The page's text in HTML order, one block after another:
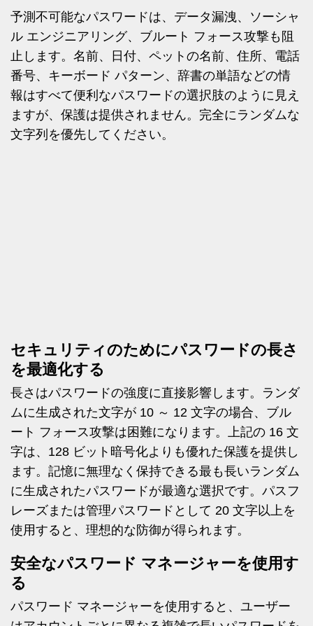
予測不可能なパスワードは、データ漏洩、ソーシャ
ル エンジニアリング、ブルート フォース攻撃も阻
止します。名前、日付、ペットの名前、住所、電話
番号、キーボード パターン、辞書の単語などの情
報はすべて便利なパスワードの選択肢のように見え
ますが、保護は提供されません。完全にランダムな
文字列を優先してください。
セキュリティのためにパスワードの長さ
を最適化する
長さはパスワードの強度に直接影響します。ランダ
ムに生成された文字が 10 ～ 12 文字の場合、ブル
ート フォース攻撃は困難になります。上記の 16 文
字は、128 ビット暗号化よりも優れた保護を提供し
ます。記憶に無理なく保持できる最も長いランダム
に生成されたパスワードが最適な選択です。パスフ
レーズまたは管理パスワードとして 20 文字以上を
使用すると、理想的な防御が得られます。
安全なパスワード マネージャーを使用す
る
パスワード マネージャーを使用すると、ユーザー